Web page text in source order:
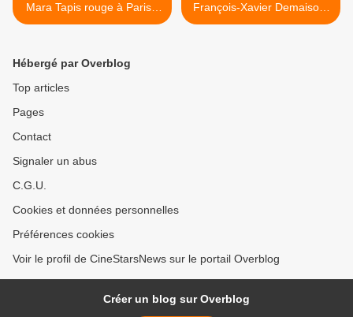
Mara Tapis rouge à Paris -
Vidéo
François-Xavier Demaison,
Anne Marivin >
Hébergé par Overblog
Top articles
Pages
Contact
Signaler un abus
C.G.U.
Cookies et données personnelles
Préférences cookies
Voir le profil de CineStarsNews sur le portail Overblog
Créer un blog sur Overblog